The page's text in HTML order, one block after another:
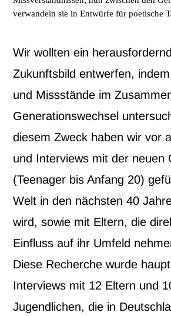
verwandeln sie in Entwürfe für poetische
Wir wollten ein
Zukunftsbild entwerfen,
und Missstände im
Generationswechsel
diesem Zweck haben wir vor
und Interviews mit der neuen
(Teenager bis Anfang 20)
Welt in den nächsten 40
wird, sowie mit Eltern, die
Einfluss auf ihr Umfeld
Diese Recherche wurde
Interviews mit 12 Eltern und
Jugendlichen, die in